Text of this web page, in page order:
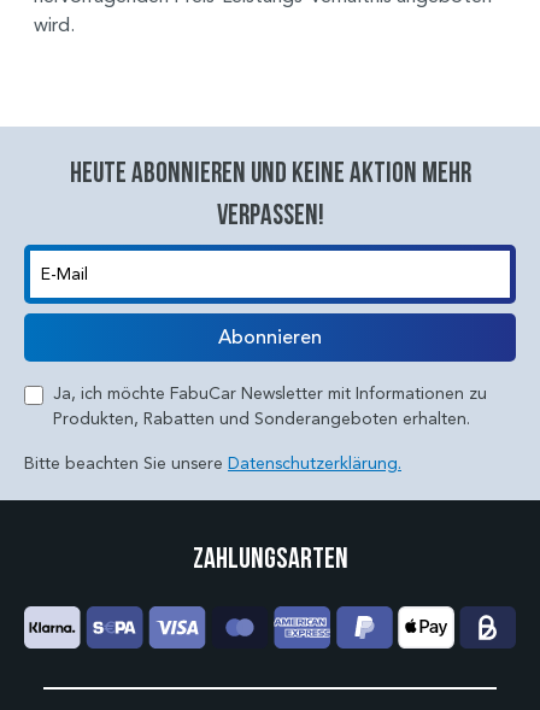
wird.
Heute abonnieren und keine aktion mehr
verpassen!
E-Mail
Abonnieren
Ja, ich möchte FabuCar Newsletter mit Informationen zu
Produkten, Rabatten und Sonderangeboten erhalten.
Bitte beachten Sie unsere Datenschutzerklärung.
Zahlungsarten